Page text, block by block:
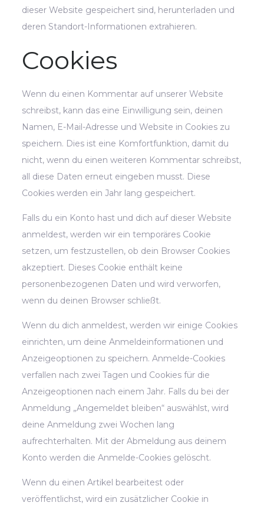
dieser Website gespeichert sind, herunterladen und
deren Standort-Informationen extrahieren.
Cookies
Wenn du einen Kommentar auf unserer Website
schreibst, kann das eine Einwilligung sein, deinen
Namen, E-Mail-Adresse und Website in Cookies zu
speichern. Dies ist eine Komfortfunktion, damit du
nicht, wenn du einen weiteren Kommentar schreibst,
all diese Daten erneut eingeben musst. Diese
Cookies werden ein Jahr lang gespeichert.
Falls du ein Konto hast und dich auf dieser Website
anmeldest, werden wir ein temporäres Cookie
setzen, um festzustellen, ob dein Browser Cookies
akzeptiert. Dieses Cookie enthält keine
personenbezogenen Daten und wird verworfen,
wenn du deinen Browser schließt.
Wenn du dich anmeldest, werden wir einige Cookies
einrichten, um deine Anmeldeinformationen und
Anzeigeoptionen zu speichern. Anmelde-Cookies
verfallen nach zwei Tagen und Cookies für die
Anzeigeoptionen nach einem Jahr. Falls du bei der
Anmeldung „Angemeldet bleiben“ auswählst, wird
deine Anmeldung zwei Wochen lang
aufrechterhalten. Mit der Abmeldung aus deinem
Konto werden die Anmelde-Cookies gelöscht.
Wenn du einen Artikel bearbeitest oder
veröffentlichst, wird ein zusätzlicher Cookie in